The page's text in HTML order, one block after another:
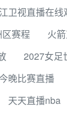
卫视直播在线
赛程
火
2027女足
晚比赛直播
天天直播nba